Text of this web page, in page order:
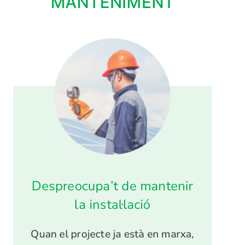
Despreocupa’t de mantenir
la instal·lació
Quan el projecte ja està en marxa,